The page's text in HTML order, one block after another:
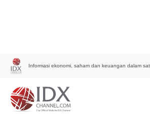
Informasi ekonomi, saham dan keuangan dalam